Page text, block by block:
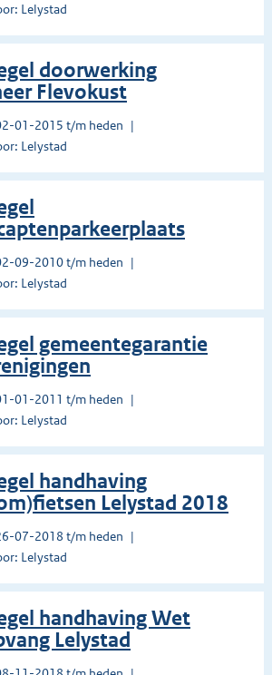
Lelystad
doorwerking
Flevokust
01-2015 t/m heden
Lelystad
09-2010 t/m heden
Lelystad
gemeentegarantie
01-2011 t/m heden
Lelystad
handhaving
Lelystad 2018
07-2018 t/m heden
Lelystad
handhaving Wet
Lelystad